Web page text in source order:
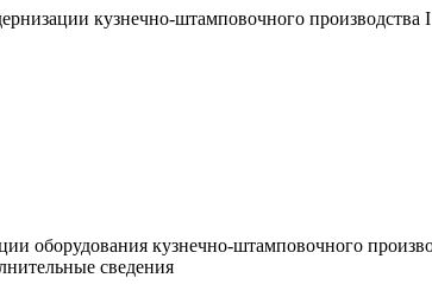
кузнечно-штамповочного производства
оборудования кузнечно-штамповочного
сведения